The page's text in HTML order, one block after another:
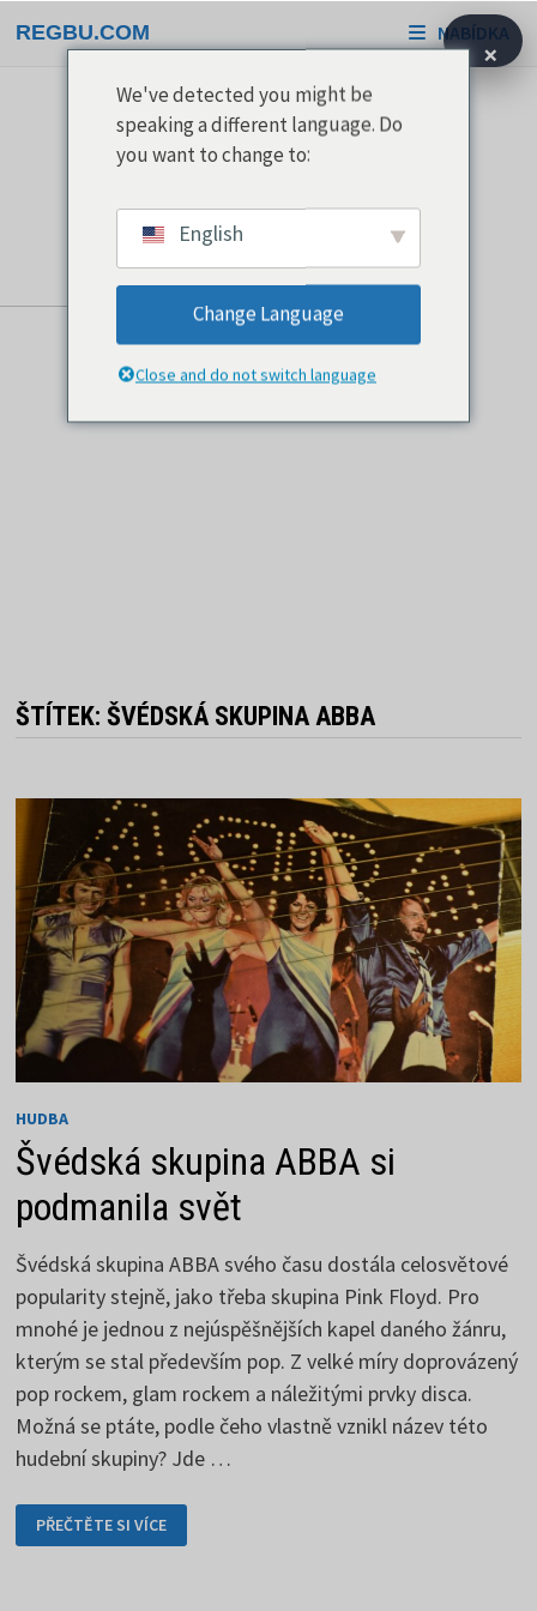
na
REGBU.COM NABÍDKA
ŠTÍTEK:ŠVÉDSKÁ SKUPINA ABBA
HUDBA
Švédská skupina ABBA si
podmanila svět
Švédská skupina ABBA svého času dostála celosvětové
popularity stejně, jako třeba skupina Pink Floyd. Pro
mnohé je jednou z nejúspěšnějších kapel daného žánru,
kterým se stal především pop. Z velké míry doprovázený
pop rockem, glam rockem a náležitými prvky disca.
Možná se ptáte, podle čeho vlastně vznikl název této
hudební skupiny? Jde …
ŠVÉDSKÁ
SKUPINA
ABBA
PŘEČTĚTE SI VÍCE
×
We've detected you might be
speaking a different language. Do
you want to change to:
English
Change Language
Close and do not switch language